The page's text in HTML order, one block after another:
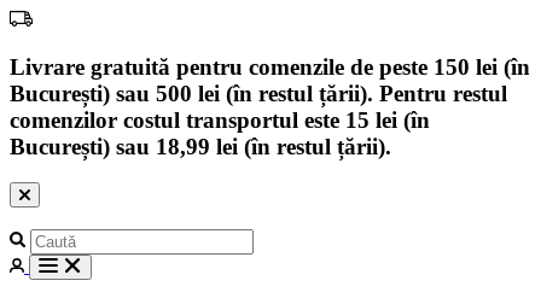
Livrare gratuită pentru comenzile de peste 150 lei (în
București) sau 500 lei (în restul țării). Pentru restul
comenzilor costul transportul este 15 lei (în
București) sau 18,99 lei (în restul țării).